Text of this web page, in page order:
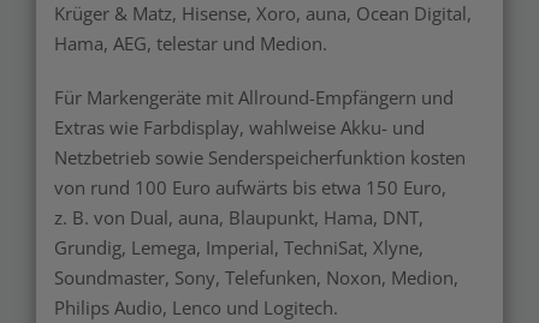
Krüger & Matz, Hisense, Xoro, auna, Ocean Digital,
Hama, AEG, telestar und Medion.
Für Markengeräte mit Allround-Empfängern und
Extras wie Farbdisplay, wahlweise Akku- und
Netzbetrieb sowie Senderspeicherfunktion kosten
von rund 100 Euro aufwärts bis etwa 150 Euro,
z. B. von Dual, auna, Blaupunkt, Hama, DNT,
Grundig, Lemega, Imperial, TechniSat, Xlyne,
Soundmaster, Sony, Telefunken, Noxon, Medion,
Philips Audio, Lenco und Logitech.